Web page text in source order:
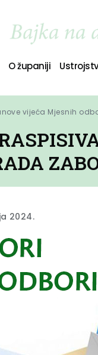
O županiji
vijeća Mjesnih
2024.